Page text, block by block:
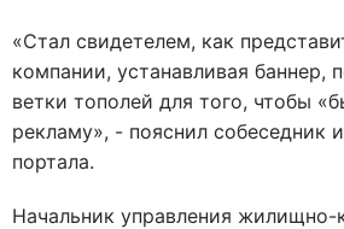
«Стал свидетелем, как
компании, устанавливая баннер,
ветки тополей для того, чтобы
рекламу», - пояснил собеседник
портала.
Начальник управления жилищно-